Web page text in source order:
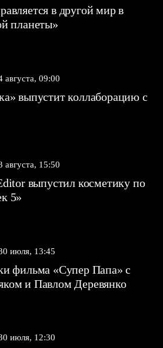
в другой мир в
планеты»
августа, 09:00
выпустит коллаборацию с
августа, 15:50
выпустил косметику по
5»
июля, 13:45
фильма «Супер Папа» с
и Павлом Деревянко
июля, 12:30